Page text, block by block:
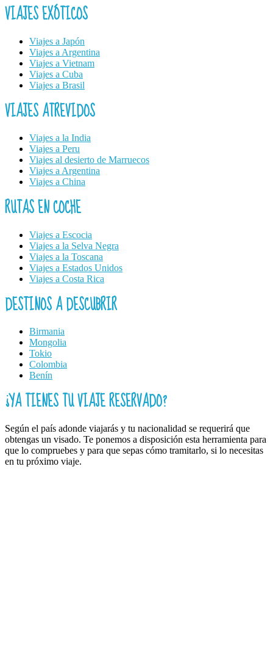
VIAJES EXÓTICOS
Viajes a Japón
Viajes a Argentina
Viajes a Vietnam
Viajes a Cuba
Viajes a Brasil
VIAJES ATREVIDOS
Viajes a la India
Viajes a Peru
Viajes al desierto de Marruecos
Viajes a Argentina
Viajes a China
RUTAS EN COCHE
Viajes a Escocia
Viajes a la Selva Negra
Viajes a la Toscana
Viajes a Estados Unidos
Viajes a Costa Rica
DESTINOS A DESCUBRIR
Birmania
Mongolia
Tokio
Colombia
Benín
¿YA TIENES TU VIAJE RESERVADO?
Según el país adonde viajarás y tu nacionalidad se requerirá que
obtengas un visado. Te ponemos a disposición esta herramienta para
que lo compruebes y para que sepas cómo tramitarlo, si lo necesitas
en tu próximo viaje.